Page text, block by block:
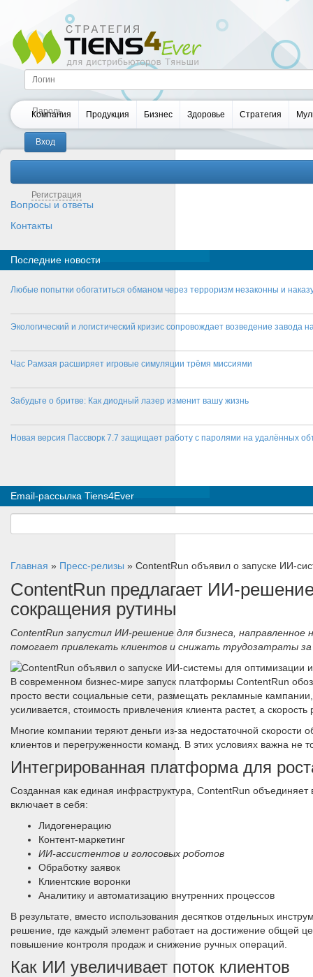
Регистрация
Компания Продукция Бизнес Здоровье Стратегия
Вопросы и ответы
Контакты
Последние новости
Любые попытки обогатиться обманом через терроризм незаконны и
Экологический и логистический кризис сопровождает возведение завода
Час Рамзая расширяет игровые симуляции трёмя миссиями
Забудьте о бритве: Как диодный лазер изменит вашу жизнь
Новая версия Пассворк 7.7 защищает работу с паролями на удалённых
Email-рассылка Tiens4Ever
Главная » Пресс-релизы » ContentRun объявил о запуске ИИ-
ContentRun предлагает
сокращения рутины
ContentRun запустил ИИ-решение для бизнеса,
помогает привлекать клиентов и снижать трудозатраты за
В современном бизнес-мире запуск платформы ContentRun
просто вести социальные сети, размещать рекламные
усиливается, стоимость привлечения клиента растет, а
Многие компании теряют деньги из-за недостаточной скорости
клиентов и перегруженности команд. В этих условиях важна не
Интегрированная платформа для
Созданная как единая инфраструктура, ContentRun
включает в себя:
Лидогенерацию
Контент-маркетинг
ИИ-ассистентов и голосовых роботов
Обработку заявок
Клиентские воронки
Аналитику и автоматизацию внутренних процессов
В результате, вместо использования десятков отдельных
решение, где каждый элемент работает на достижение общей
повышение контроля продаж и снижение ручных операций.
Как ИИ увеличивает поток клиентов